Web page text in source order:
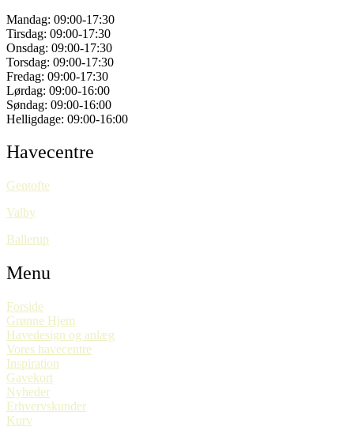
Mandag: 09:00-17:30
Tirsdag: 09:00-17:30
Onsdag: 09:00-17:30
Torsdag: 09:00-17:30
Fredag: 09:00-17:30
Lørdag: 09:00-16:00
Søndag: 09:00-16:00
Helligdage: 09:00-16:00
Havecentre
Gentofte
Valby
Ballerup
Menu
Forside
Grønne Hjem
Havedesign og anlæg
Vores havecentre
Inspiration
Gavekort
Nyheder
Erhvervskunder
Kurv